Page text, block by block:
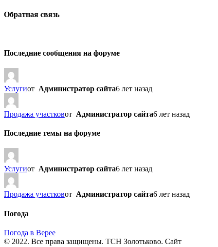
Обратная связь
Последние сообщения на форуме
Услугиот Администратор сайта6 лет назад
Продажа участковот Администратор сайта6 лет назад
Последние темы на форуме
Услугиот Администратор сайта6 лет назад
Продажа участковот Администратор сайта6 лет назад
Погода
Погода в Верее
© 2022. Все права защищены. ТСН Золотьково. Сайт